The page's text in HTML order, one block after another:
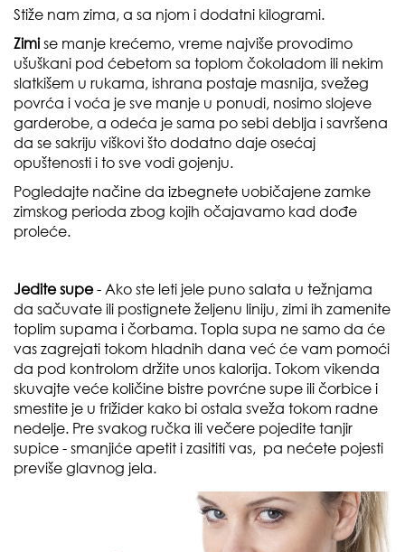
Stiže nam zima, a sa njom i dodatni kilogrami.
Zimise manje krećemo, vreme najviše provodimo
ušuškani pod ćebetom sa toplom čokoladom ili nekim
slatkišem u rukama, ishrana postaje masnija, svežeg
povrća i voća je sve manje u ponudi, nosimo slojeve
garderobe, a odeća je sama po sebi deblja i savršena
da se sakriju viškovi što dodatno daje osećaj
opuštenosti i to sve vodi gojenju.
Pogledajte načine da izbegnete uobičajene zamke
zimskog perioda zbog kojih očajavamo kad dođe
proleće.
Jedite supe- Ako ste leti jele puno salata u težnjama
da sačuvate ili postignete željenu liniju, zimi ih zamenite
toplim supama i čorbama. Topla supa ne samo da će
vas zagrejati tokom hladnih dana već će vam pomoći
da pod kontrolom držite unos kalorija. Tokom vikenda
skuvajte veće količine bistre povrćne supe ili čorbice i
smestite je u frižider kako bi ostala sveža tokom radne
nedelje. Pre svakog ručka ili večere pojedite tanjir
supice - smanjiće apetit i zasititi vas, pa nećete pojesti
previše glavnog jela.